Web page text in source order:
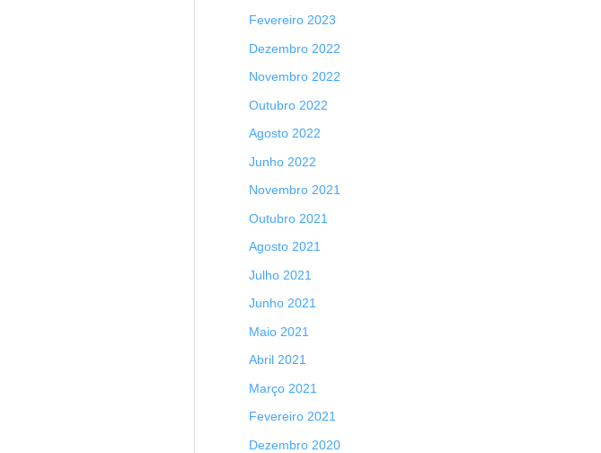
Fevereiro 2023
Dezembro 2022
Novembro 2022
Outubro 2022
Agosto 2022
Junho 2022
Novembro 2021
Outubro 2021
Agosto 2021
Julho 2021
Junho 2021
Maio 2021
Abril 2021
Março 2021
Fevereiro 2021
Dezembro 2020